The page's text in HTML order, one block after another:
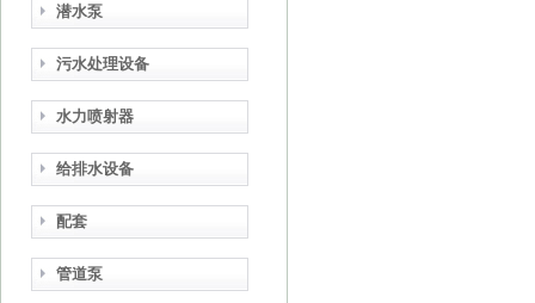
潜水泵
污水处理设备
水力喷射器
给排水设备
配套
管道泵